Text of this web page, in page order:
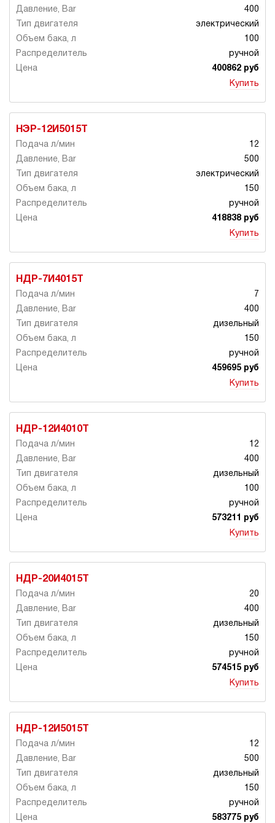
400
электрический
100
ручной
400862 руб
Купить
НЭР-12И5015Т
12
500
электрический
150
ручной
418838 руб
Купить
НДР-7И4015Т
7
400
дизельный
150
ручной
459695 руб
Купить
НДР-12И4010Т
12
400
дизельный
100
ручной
573211 руб
Купить
НДР-20И4015Т
20
400
дизельный
150
ручной
574515 руб
Купить
НДР-12И5015Т
12
500
дизельный
150
ручной
583775 руб